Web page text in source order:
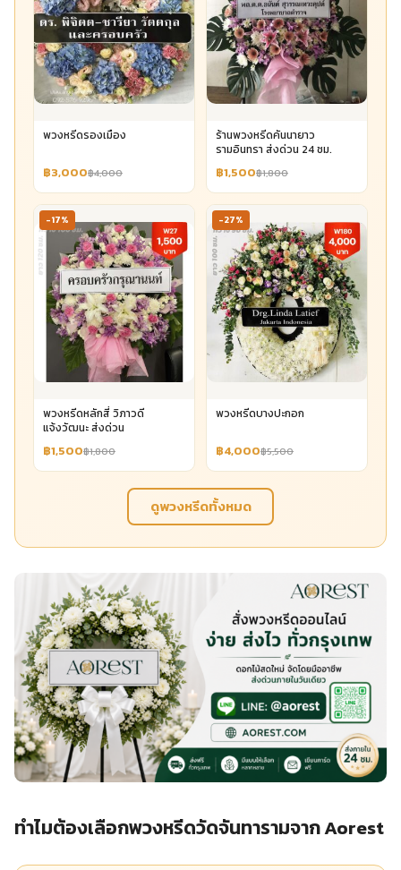
พวงหรีดรองเมือง
฿3,000฿4,000
ร้านพวงหรีดคันนายาว
รามอินทรา ส่งด่วน 24 ชม.
฿1,500฿1,800
-17%
พวงหรีดหลักสี่ วิภาวดี
แจ้งวัฒนะ ส่งด่วน
฿1,500฿1,800
-27%
พวงหรีดบางปะกอก
฿4,000฿5,500
ดูพวงหรีดทั้งหมด
ทำไมต้องเลือกพวงหรีดวัดจันทารามจาก Aorest